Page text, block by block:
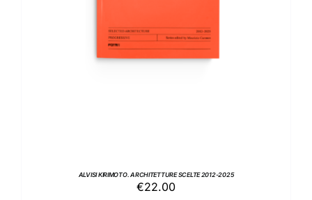
ALVISI KIRIMOTO. ARCHITETTURE SCELTE 2012-2025
€22.00